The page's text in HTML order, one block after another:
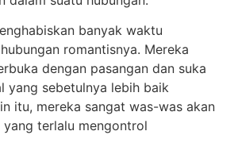
banyak waktu
romantisnya. Mereka
dengan pasangan dan suka
yang sebetulnya lebih baik
itu, mereka sangat was-was akan
yang terlalu mengontrol